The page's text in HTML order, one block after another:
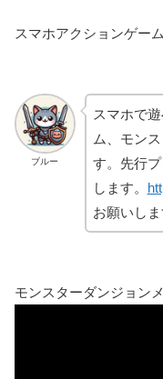
スマホアクションゲーム
ブルー
スマホで
ム、モン
す。先行
します。
お願いしま
モンスターダンジョン